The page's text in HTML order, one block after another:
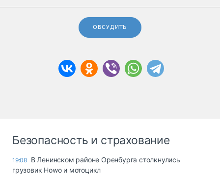
ОБСУДИТЬ
Безопасность и страхование
19:08 В Ленинском районе Оренбурга столкнулись
грузовик Howo и мотоцикл